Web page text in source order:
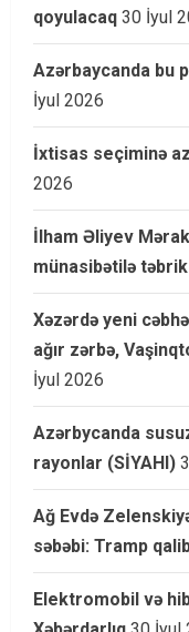
qoyulacaq 30 İyul
Azərbaycanda bu
İyul 2026
İxtisas seçiminə
2026
İlham Əliyev
münasibətilə
Xəzərdə yeni
ağır zərbə,
İyul 2026
Azərbycanda
rayonlar (SİYAHI)
Ağ Evdə
səbəbi: Tramp
Elektromobil və